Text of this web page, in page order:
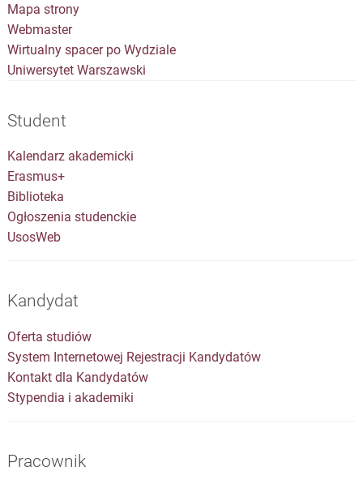
Mapa strony
Webmaster
Wirtualny spacer po Wydziale
Uniwersytet Warszawski
Student
Kalendarz akademicki
Erasmus+
Biblioteka
Ogłoszenia studenckie
UsosWeb
Kandydat
Oferta studiów
System Internetowej Rejestracji Kandydatów
Kontakt dla Kandydatów
Stypendia i akademiki
Pracownik